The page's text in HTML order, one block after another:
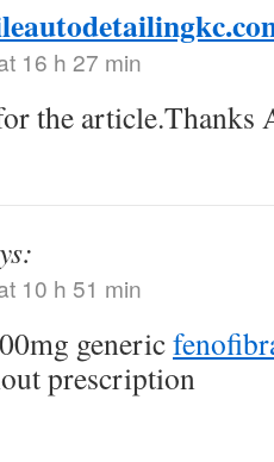
16 h 27 min
the article.Thanks
10 h 51 min
generic
prescription